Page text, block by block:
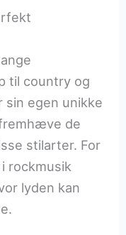
til country og
sin egen unikke
de
stilarter. For
rockmusik
lyden kan